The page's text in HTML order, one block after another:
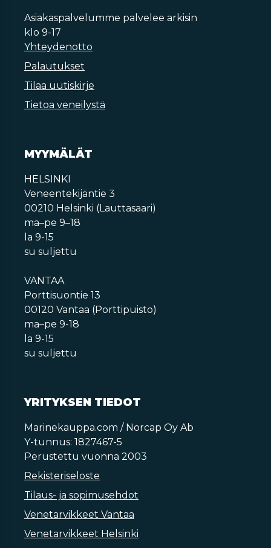
Asiakaspalvelumme palvelee arkisin
klo 9-17
Yhteydenotto
Palautukset
Tilaa uutiskirje
Tietoa veneilystä
MYYMÄLÄT
HELSINKI
Veneentekijäntie 3
00210 Helsinki (Lauttasaari)
ma–pe 9–18
la 9-15
su suljettu
VANTAA
Porttisuontie 13
00120 Vantaa (Porttipuisto)
ma–pe 9-18
la 9-15
su suljettu
YRITYKSEN TIEDOT
Marinekauppa.com / Norcap Oy Ab
Y-tunnus: 1827467-5
Perustettu vuonna 2003
Rekisteriseloste
Tilaus- ja sopimusehdot
Venetarvikkeet Vantaa
Venetarvikkeet Helsinki